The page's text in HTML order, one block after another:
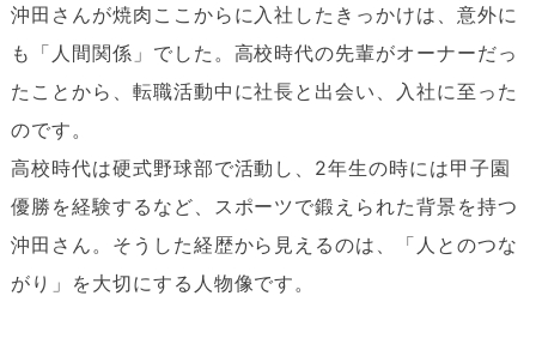
沖田さんが焼肉ここからに入社したきっかけは、意外に
も「人間関係」でした。高校時代の先輩がオーナーだっ
たことから、転職活動中に社長と出会い、入社に至った
のです。
高校時代は硬式野球部で活動し、2年生の時には甲子園
優勝を経験するなど、スポーツで鍛えられた背景を持つ
沖田さん。そうした経歴から見えるのは、「人とのつな
がり」を大切にする人物像です。